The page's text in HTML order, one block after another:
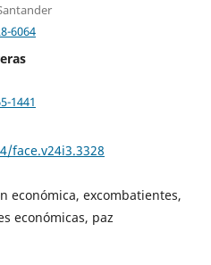
6064
1441
face.v24i3.3328
económica, excombatientes,
económicas, paz